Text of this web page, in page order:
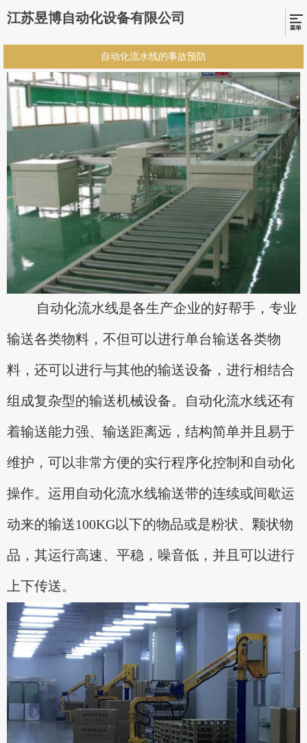
江苏昱博自动化设备有限公司
自动化流水线的事故预防
自动化流水线是各生产企业的好帮手，专业
输送各类物料，不但可以进行单台输送各类物
料，还可以进行与其他的输送设备，进行相结合
组成复杂型的输送机械设备。自动化流水线还有
着输送能力强、输送距离远，结构简单并且易于
维护，可以非常方便的实行程序化控制和自动化
操作。运用自动化流水线输送带的连续或间歇运
动来的输送100KG以下的物品或是粉状、颗状物
品，其运行高速、平稳，噪音低，并且可以进行
上下传送。